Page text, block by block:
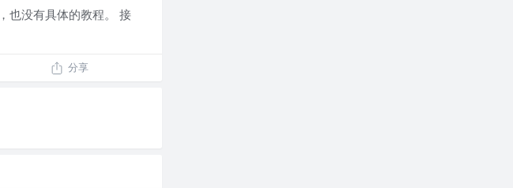
也没有具体的教程。 接
分享